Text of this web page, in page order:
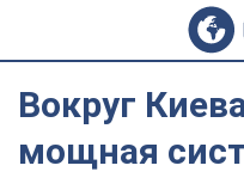
Вокруг
мощная